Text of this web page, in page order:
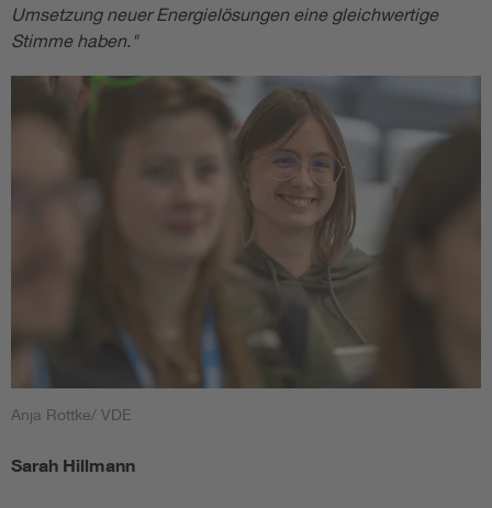
Umsetzung neuer Energielösungen eine gleichwertige
Stimme haben."
Anja Rottke/ VDE
Sarah Hillmann